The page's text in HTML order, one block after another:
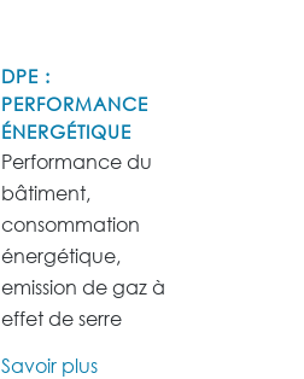
DPE :
PERFORMANCE
ÉNERGÉTIQUE
Performance du
bâtiment,
consommation
énergétique,
emission de gaz à
effet de serre
Savoir plus